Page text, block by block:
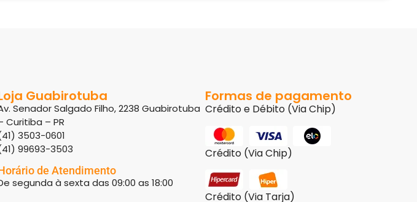
Guabirotuba
Senador Salgado Filho, 2238 Guabirotuba
Curitiba – PR
3503-0601
99693-3503
de Atendimento
segunda à sexta das 09:00 as 18:00
Formas de pagamento
Crédito e Débito (Via Chip)
Crédito (Via Chip)
Crédito (Via Tarja)